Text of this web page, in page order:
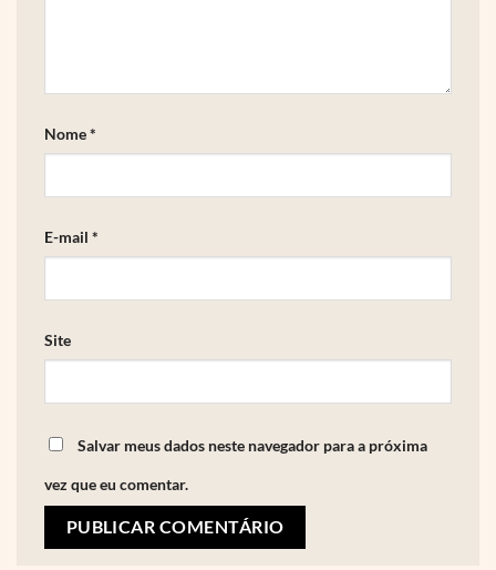
Nome*
E-mail *
Site
Salvar meus dados neste navegador para a próxima
vez que eu comentar.